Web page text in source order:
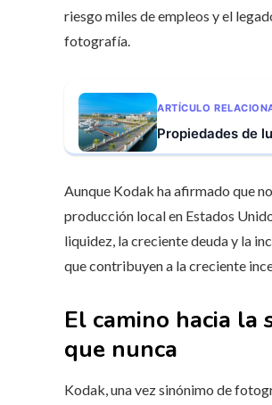
riesgo miles de empleos y el
fotografía.
ARTÍCULO
Propiedades de
Aunque Kodak ha afirmado que
producción local en Estados
liquidez, la creciente deuda y la
que contribuyen a la creciente
El camino hacia la
que nunca
Kodak, una vez sinónimo de